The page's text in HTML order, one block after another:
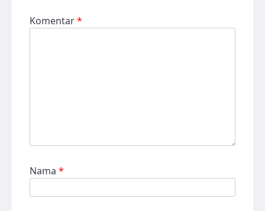
Komentar*
Nama *